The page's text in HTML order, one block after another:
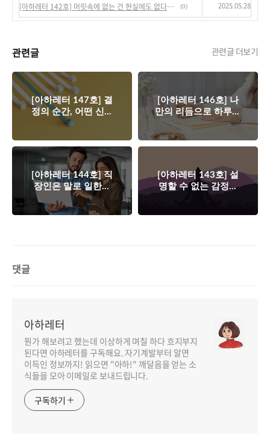
[아하레터 142호] 머릿속에 없는 건 현실에도 없다고 생각해보세요. (0) 2025.05.28
관련글 관련글 더보기
[아하레터 147호] 결
정의 순간, 어떤 신호
를 따라야 할까?😎
[아하레터 146호] 나
만의 리듬으로 하루를
시작하고 싶어요🙌
[아하레터 144호] 직
장인은 말로 일한다
🗣️
[아하레터 143호] 설
명할 수 없는 감정이
댓글
아하레터
뭔가 해보려고 했는데 이상하게 며칠 하다 흐지부지
된다면 아하레터를 구독해요. 자기계발부터 알면
이득인 정보까지! 읽으면 "아하!" 깨달음을 얻는 소
식들을 모아 이메일로 보내드립니다.
구독하기